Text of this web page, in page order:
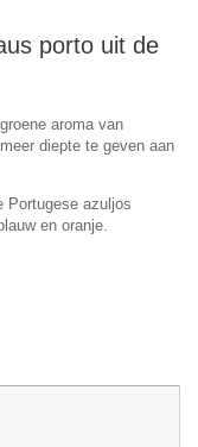
porto uit de
aroma van
diepte te geven aan
Portugese azuljos
en oranje.